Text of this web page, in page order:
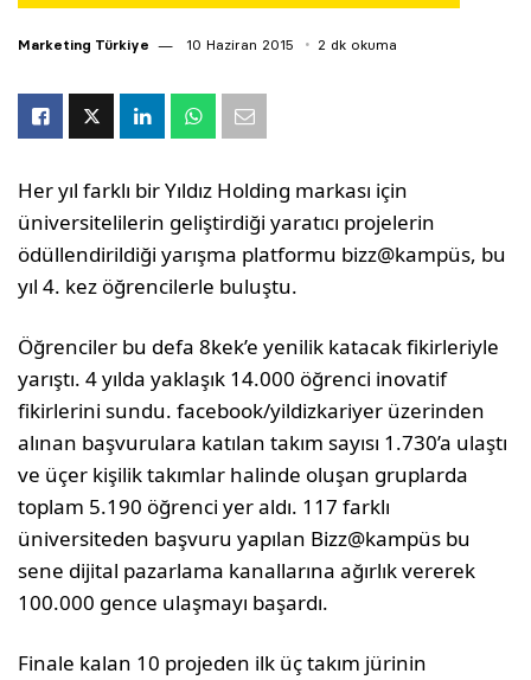
Marketing Türkiye 10 Haziran 2015 2 dk okuma
Her yıl farklı bir Yıldız Holding markası için
üniversitelilerin geliştirdiği yaratıcı projelerin
ödüllendirildiği yarışma platformu bizz@kampüs, bu
yıl 4. kez öğrencilerle buluştu.
Öğrenciler bu defa 8kek’e yenilik katacak fikirleriyle
yarıştı. 4 yılda yaklaşık 14.000 öğrenci inovatif
fikirlerini sundu. facebook/yildizkariyer üzerinden
alınan başvurulara katılan takım sayısı 1.730’a ulaştı
ve üçer kişilik takımlar halinde oluşan gruplarda
toplam 5.190 öğrenci yer aldı. 117 farklı
üniversiteden başvuru yapılan Bizz@kampüs bu
sene dijital pazarlama kanallarına ağırlık vererek
100.000 gence ulaşmayı başardı.
Finale kalan 10 projeden ilk üç takım jürinin